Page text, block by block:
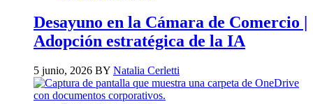
Desayuno en la Cámara de Comercio |
Adopción estratégica de la IA
5 junio, 2026 BY Natalia Cerletti